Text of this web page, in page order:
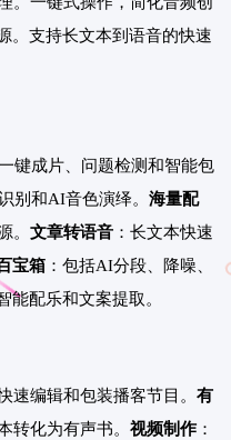
。支持长文本到语音的快速
键成片、问题检测和智能包
别和AI音色演绎。 海量配
。 文章转语音 ：长文本快速
宝箱 ：包括AI分段、降噪、
能配乐和文案提取。
速编辑和包装播客节目。 有
转化为有声书。 视频制作 ：